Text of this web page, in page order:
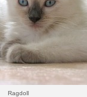
Ragdoll